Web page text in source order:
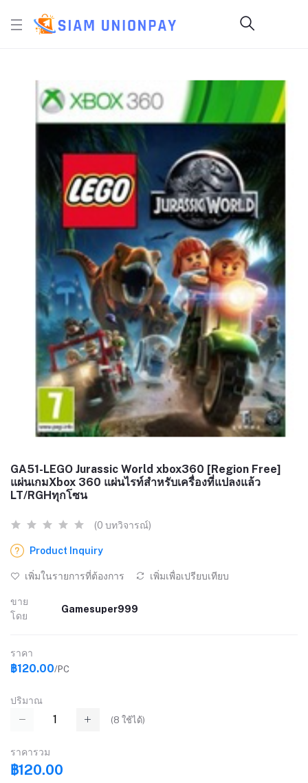
GA51-LEGO Jurassic World xbox360 [Region Free]
แผ่นเกมXbox 360 แผ่นไรท์สำหรับเครื่องที่แปลงแล้ว
LT/RGHทุกโซน
(0 บทวิจารณ์)
Product Inquiry
เพิ่มในรายการที่ต้องการ เพิ่มเพื่อเปรียบเทียบ
ขาย
โดย
Gamesuper999
ราคา
฿120.00/PC
ปริมาณ
(8 ใช้ได้)
ราคารวม
฿120.00